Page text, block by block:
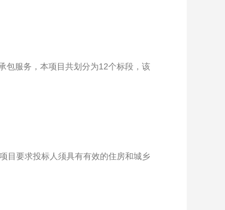
包服务，本项目共划分为12个标段，该
目要求投标人须具有有效的住房和城乡